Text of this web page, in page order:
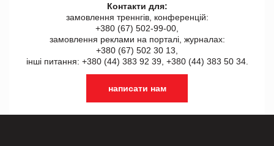
Контакти для:
замовлення треннгів, конференцій:
+380 (67) 502-99-00,
замовлення реклами на порталі, журналах:
+380 (67) 502 30 13,
інші питання: +380 (44) 383 92 39, +380 (44) 383 50 34.
написати нам